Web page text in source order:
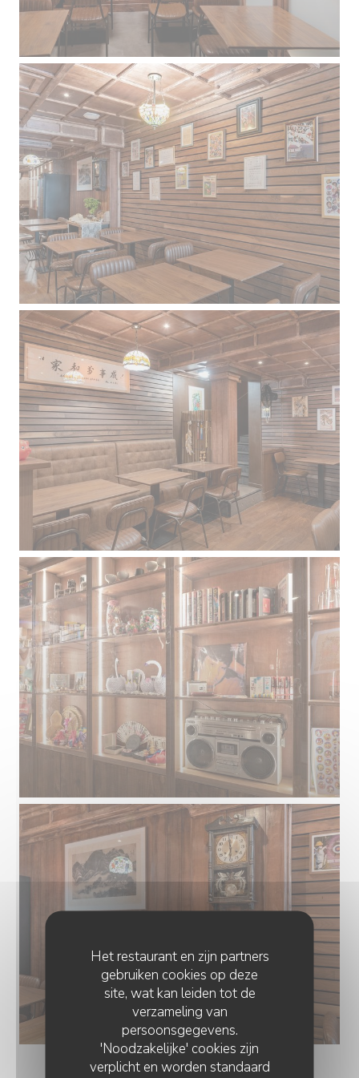
Het restaurant en zijn partners
gebruiken cookies op deze
site, wat kan leiden tot de
verzameling van
persoonsgegevens.
'Noodzakelijke' cookies zijn
verplicht en worden standaard